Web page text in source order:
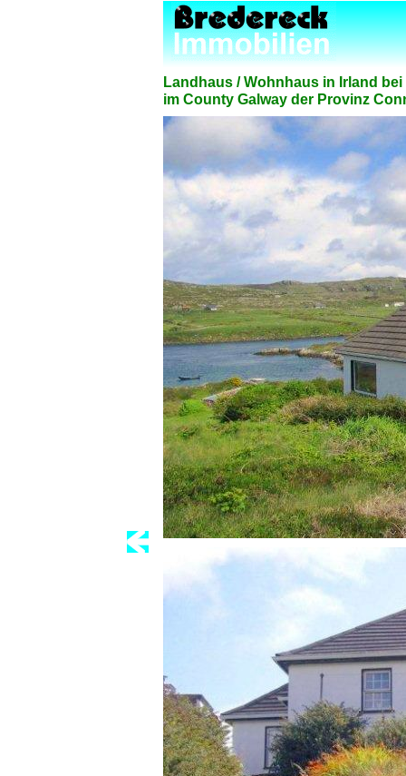
Landhaus / Wohnhaus in Irland
im County Galway der Provinz